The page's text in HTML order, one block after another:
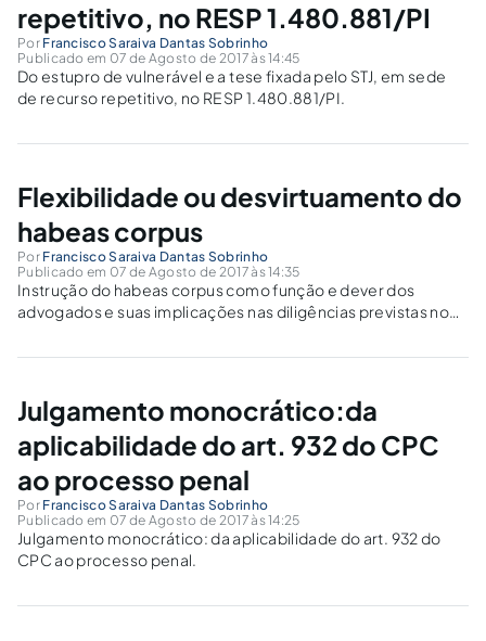
repetitivo, no RESP 1.480.881/PI
Por Francisco Saraiva Dantas Sobrinho
Publicado em 07 de Agosto de 2017 às 14:45
Do estupro de vulnerável e a tese fixada pelo STJ, em sede
de recurso repetitivo, no RESP 1.480.881/PI.
Flexibilidade ou desvirtuamento do
habeas corpus
Por Francisco Saraiva Dantas Sobrinho
Publicado em 07 de Agosto de 2017 às 14:35
Instrução do habeas corpus como função e dever dos
advogados e suas implicações nas diligências previstas no
heroico.
Julgamento monocrático:da
aplicabilidade do art. 932 do CPC
ao processo penal
Por Francisco Saraiva Dantas Sobrinho
Publicado em 07 de Agosto de 2017 às 14:25
Julgamento monocrático: da aplicabilidade do art. 932 do
CPC ao processo penal.